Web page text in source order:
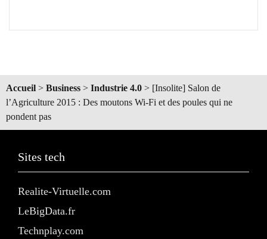
Accueil > Business > Industrie 4.0 > [Insolite] Salon de
l’Agriculture 2015 : Des moutons Wi-Fi et des poules qui ne
pondent pas
Sites tech
Realite-Virtuelle.com
LeBigData.fr
Technplay.com